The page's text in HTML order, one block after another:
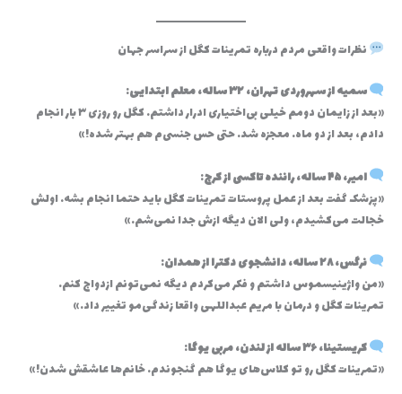
نظرات واقعی مردم درباره تمرینات کگل از سراسر جهان
سمیه از سهروردی تهران، ۳۲ ساله، معلم ابتدایی
:
«بعد از زایمان دومم خیلی بی‌اختیاری ادرار داشتم. کگل رو روزی ۳ بار انجام
دادم، بعد از دو ماه… معجزه شد. حتی حس جنسی‌م هم بهتر شده!»
امیر، ۴۵ ساله، راننده تاکسی از کرج
:
«پزشک گفت بعد از عمل پروستات تمرینات کگل باید حتما انجام بشه. اولش
خجالت می‌کشیدم، ولی الان دیگه ازش جدا نمی‌شم.»
نرگس، ۲۸ ساله، دانشجوی دکترا از همدان
:
«من واژینیسموس داشتم و فکر می‌کردم دیگه نمی‌تونم ازدواج کنم…
تمرینات کگل و درمان با مریم عبداللهی واقعا زندگی‌مو تغییر داد.»
کریستینا، ۳۶ ساله از لندن، مربی یوگا
:
«تمرینات کگل رو تو کلاس‌های یوگا هم گنجوندم. خانم‌ها عاشقش شدن!»